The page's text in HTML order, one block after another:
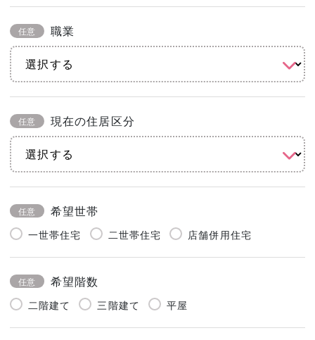
任意 職業
任意 現在の住居区分
任意 希望世帯
一世帯住宅 二世帯住宅 店舗併用住宅
任意 希望階数
二階建て 三階建て 平屋